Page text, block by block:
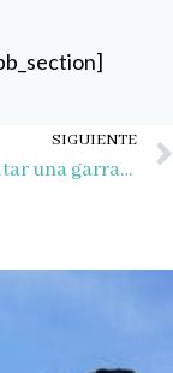
SIGUIENTE
¿Cómo quitar una garrapata?